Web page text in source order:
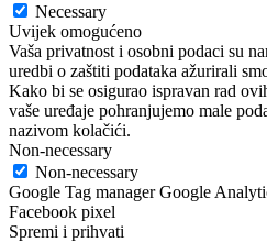
Necessary
Uvijek omogućeno
Vaša privatnost i osobni podaci su
uredbi o zaštiti podataka ažurirali
Kako bi se osigurao ispravan rad
vaše uređaje pohranjujemo male
nazivom kolačići.
Non-necessary
Non-necessary
Google Tag manager Google
Facebook pixel
Spremi i prihvati